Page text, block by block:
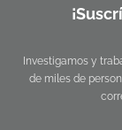
Investigamos y
de miles de